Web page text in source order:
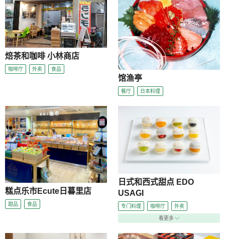
焙茶和咖啡 小林商店
咖啡厅 外卖 食品
馆渔亭
餐厅 日本料理
糕点乐市Ecute日暮里店
甜品 食品
日式和西式甜点 EDO
USAGI
专门料理 咖啡厅 外卖
看更多